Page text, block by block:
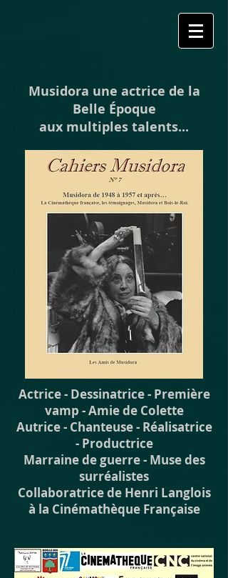
Musidora une actrice de la
Belle Époque
aux multiples talents...
Actrice - Dessinatrice - Première
vamp -Amie de Colette
Autrice - Chanteuse - Réalisatrice
- Productrice
Marraine de guerre - Muse des
surréalistes
Collaboratrice de Henri Langlois
à la Cinémathèque Française